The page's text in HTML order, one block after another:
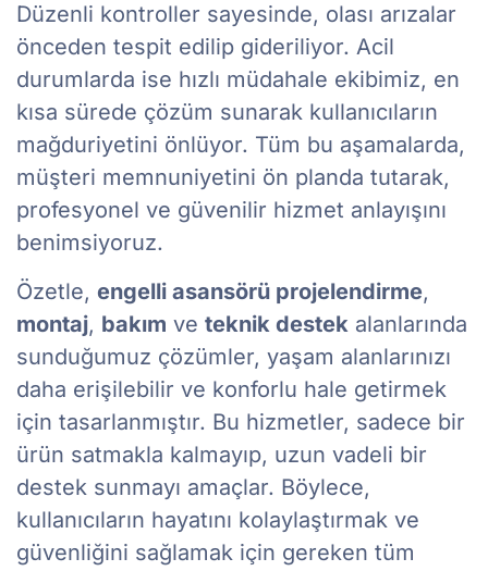
Düzenli kontroller sayesinde, olası arızalar
önceden tespit edilip gideriliyor. Acil
durumlarda ise hızlı müdahale ekibimiz, en
kısa sürede çözüm sunarak kullanıcıların
mağduriyetini önlüyor. Tüm bu aşamalarda,
müşteri memnuniyetini ön planda tutarak,
profesyonel ve güvenilir hizmet anlayışını
benimsiyoruz.
Özetle, engelli asansörü projelendirme,
montaj, bakım ve teknik destek alanlarında
sunduğumuz çözümler, yaşam alanlarınızı
daha erişilebilir ve konforlu hale getirmek
için tasarlanmıştır. Bu hizmetler, sadece bir
ürün satmakla kalmayıp, uzun vadeli bir
destek sunmayı amaçlar. Böylece,
kullanıcıların hayatını kolaylaştırmak ve
güvenliğini sağlamak için gereken tüm